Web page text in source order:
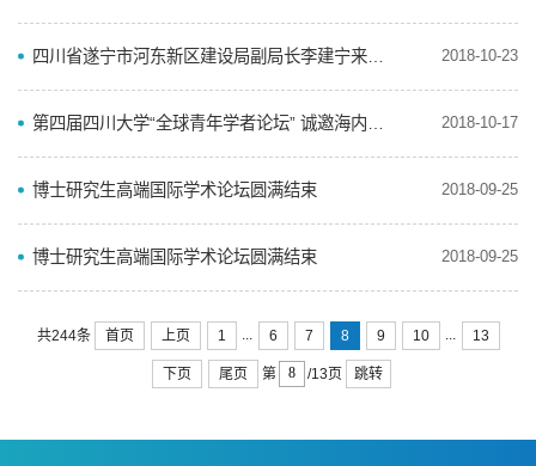
2018-10-23
2018-10-17
博士研究生高端国际学术论坛圆满结束 2018-09-25
博士研究生高端国际学术论坛圆满结束 2018-09-25
共244条 首页 上页 1 ... 6 7 8 9 10 ... 13
下页 尾页 第 /13页 跳转